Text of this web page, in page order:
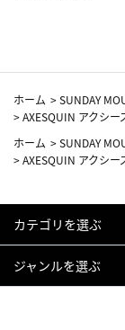
ホーム >SUNDAY
>AXESQUIN アクシ
ホーム >SUNDAY
>AXESQUIN アクシ
カテゴリを選ぶ
ジャンルを選ぶ